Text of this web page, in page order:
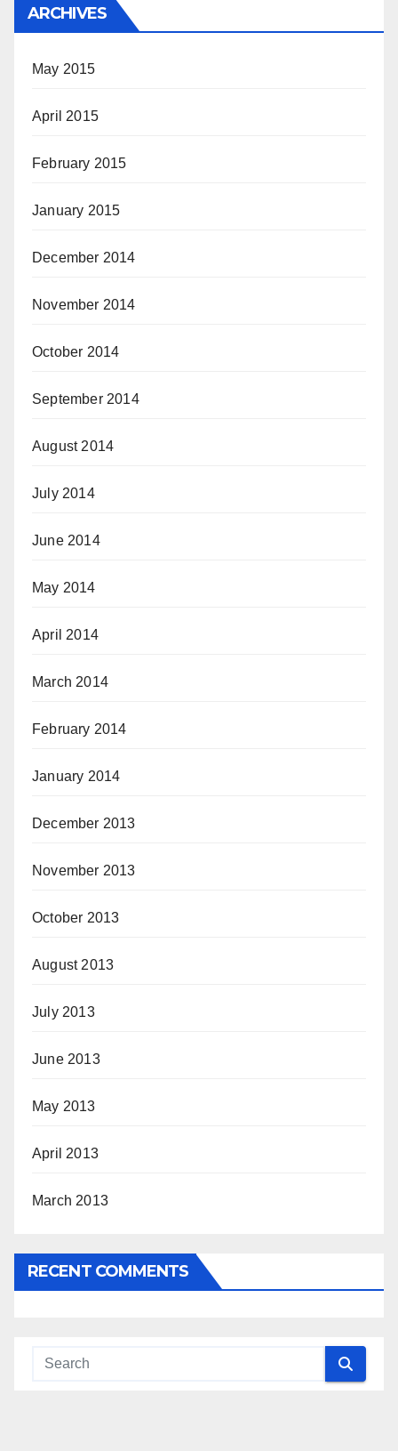
ARCHIVES
May 2015
April 2015
February 2015
January 2015
December 2014
November 2014
October 2014
September 2014
August 2014
July 2014
June 2014
May 2014
April 2014
March 2014
February 2014
January 2014
December 2013
November 2013
October 2013
August 2013
July 2013
June 2013
May 2013
April 2013
March 2013
RECENT COMMENTS